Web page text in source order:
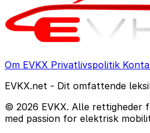
Om EVKX Privatlivspolitik
EVKX.net - Dit omfattende
© 2026 EVKX. Alle rettigheder
med passion for elektrisk